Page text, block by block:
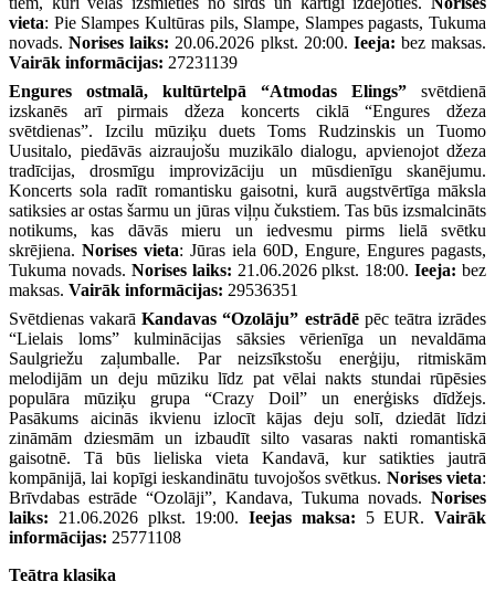
vieta: Pie Slampes Kultūras pils, Slampe, Slampes pagasts, Tukuma
novads.Norises laiks: 20.06.2026 plkst. 20:00. Ieeja: bez maksas.
Vairāk informācijas: 27231139
Engures ostmalā, kultūrtelpā “Atmodas Elings” svētdienā
izskanēs arī pirmais džeza koncerts ciklā “Engures džeza
svētdienas”. Izcilu mūziķu duets Toms Rudzinskis un Tuomo
Uusitalo, piedāvās aizraujošu muzikālo dialogu, apvienojot džeza
tradīcijas, drosmīgu improvizāciju un mūsdienīgu skanējumu.
Koncerts sola radīt romantisku gaisotni, kurā augstvērtīga māksla
satiksies ar ostas šarmu un jūras viļņu čukstiem. Tas būs izsmalcināts
notikums, kas dāvās mieru un iedvesmu pirms lielā svētku
skrējiena. Norises vieta: Jūras iela 60D, Engure, Engures pagasts,
Tukuma novads. Norises laiks: 21.06.2026 plkst. 18:00.Ieeja: bez
maksas. Vairāk informācijas: 29536351
Svētdienas vakarāKandavas “Ozolāju” estrādēpēc teātra izrādes
“Lielais loms” kulminācijas sāksies vērienīga un nevaldāma
Saulgriežu zaļumballe. Par neizsīkstošu enerģiju, ritmiskām
melodijām un deju mūziku līdz pat vēlai nakts stundai rūpēsies
populāra mūziķu grupa “Crazy Doil” un enerģisks dīdžejs.
Pasākums aicinās ikvienu izlocīt kājas deju solī, dziedāt līdzi
zināmām dziesmām un izbaudīt silto vasaras nakti romantiskā
gaisotnē. Tā būs lieliska vieta Kandavā, kur satikties jautrā
kompānijā, lai kopīgi ieskandinātu tuvojošos svētkus. Norises vieta:
Brīvdabas estrāde “Ozolāji”, Kandava, Tukuma novads. Norises
laiks: 21.06.2026 plkst. 19:00. Ieejas maksa: 5 EUR. Vairāk
informācijas: 25771108
Teātra klasika